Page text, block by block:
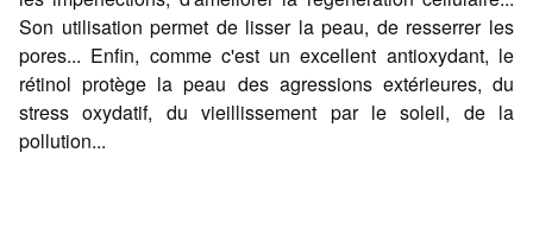
Son utilisation permet de lisser la peau, de resserrer les
pores... Enfin, comme c'est un excellent antioxydant, le
rétinol protège la peau des agressions extérieures, du
stress oxydatif, du vieillissement par le soleil, de la
pollution...